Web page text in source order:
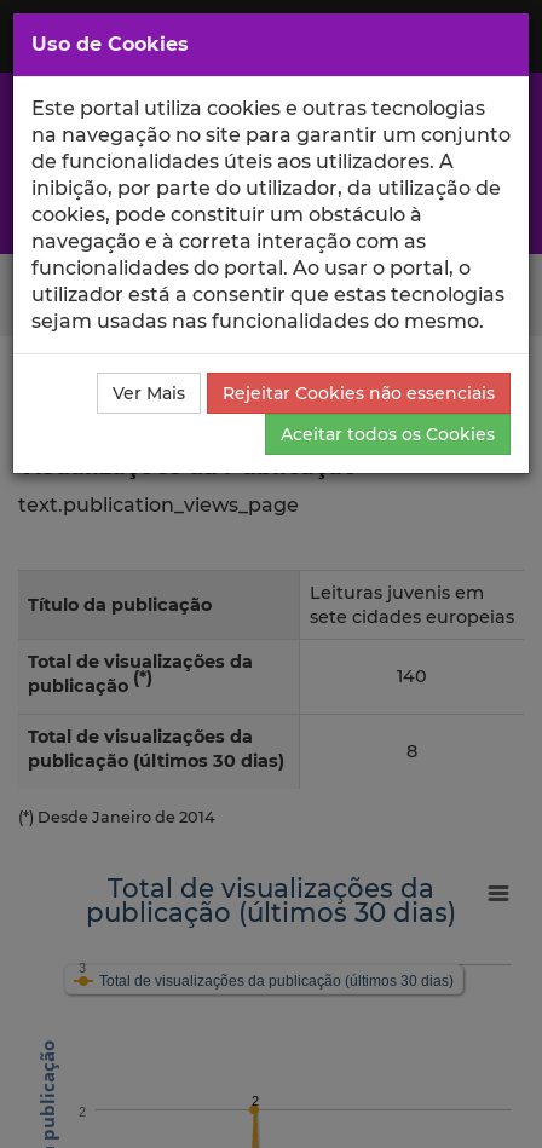
Saltar
para
Conteúdo
Principal
A excelência da investigação e ciência no Iscte
Search Button
Ciência_Iscte Publicações
Descrição Detalhada da
Publicação
Visualizações
text.publication_views_page
Título da publicação
Leituras juvenis em
sete cidades europeias
Total de visualizações da
publicação (*) 140
Total de visualizações da
publicação (últimos 30 dias)
8
(*) Desde Janeiro de 2014
Total de visualizações da
publicação (últimos 30 dias)
2
Total de visualizações da publicação (últimos 30 dias)
2
3
Uso de Cookies
Este portal utiliza cookies e outras tecnologias
na navegação no site para garantir um conjunto
de funcionalidades úteis aos utilizadores. A
inibição, por parte do utilizador, da utilização de
cookies, pode constituir um obstáculo à
navegação e à correta interação com as
funcionalidades do portal. Ao usar o portal, o
utilizador está a consentir que estas tecnologias
sejam usadas nas funcionalidades do mesmo.
Ver Mais
Rejeitar Cookies não essenciais
Aceitar todos os Cookies